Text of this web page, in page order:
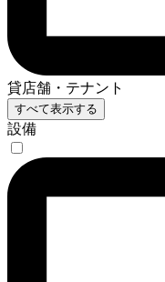
貸店舗・テナント
すべて表示する
設備